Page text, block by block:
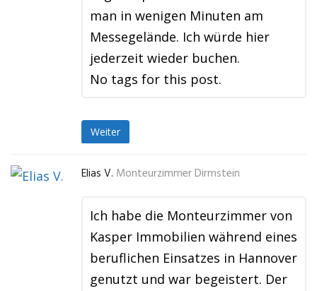
man in wenigen Minuten am
Messegelände. Ich würde hier
jederzeit wieder buchen.
No tags for this post.
Weiter
Elias V. Monteurzimmer Dirmstein
Ich habe die Monteurzimmer von
Kasper Immobilien während eines
beruflichen Einsatzes in Hannover
genutzt und war begeistert. Der